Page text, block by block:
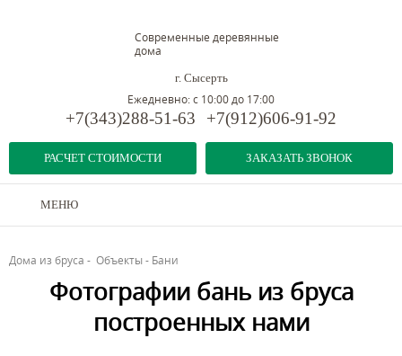
Современные деревянные
дома
г. Сысерть
РАСЧЕТ СТОИМОСТИ
Ежедневно: с 10:00 до 17:00
+7(343)288-51-63 +7(912)606-91-92
ЗАКАЗАТЬ ЗВОНОК
МЕНЮ
Дома из бруса - Объекты - Бани
Фотографии бань из бруса
построенных нами